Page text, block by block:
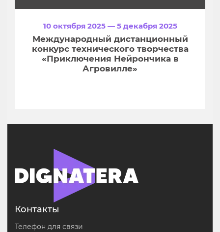
10 октября 2025 — 5 декабря 2025
Международный дистанционный
конкурс технического творчества
«Приключения Нейрончика в
Агровилле»
Контакты
Телефон для связи